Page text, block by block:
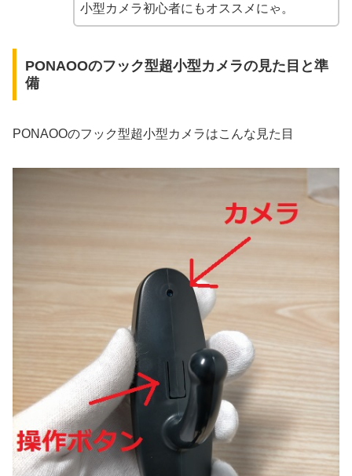
小型カメラ初心者にもオススメにゃ。
PONAOOのフック型超小型カメラの見た目と準
備
PONAOOのフック型超小型カメラはこんな見た目